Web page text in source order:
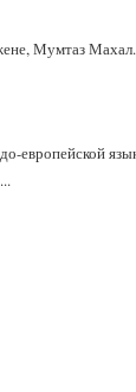
Мумтаз